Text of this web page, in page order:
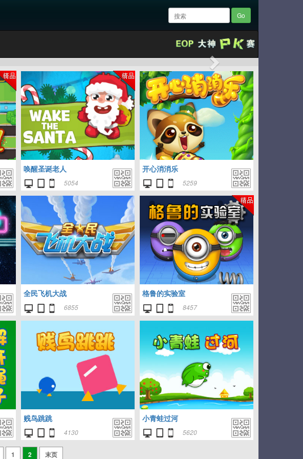
Go
Next
唤醒圣诞老人
5054
开心消消乐
5259
全民飞机大战
6855
格鲁的实验室
8457
贱鸟跳跳
4130
小青蛙过河
5620
1 2 末页